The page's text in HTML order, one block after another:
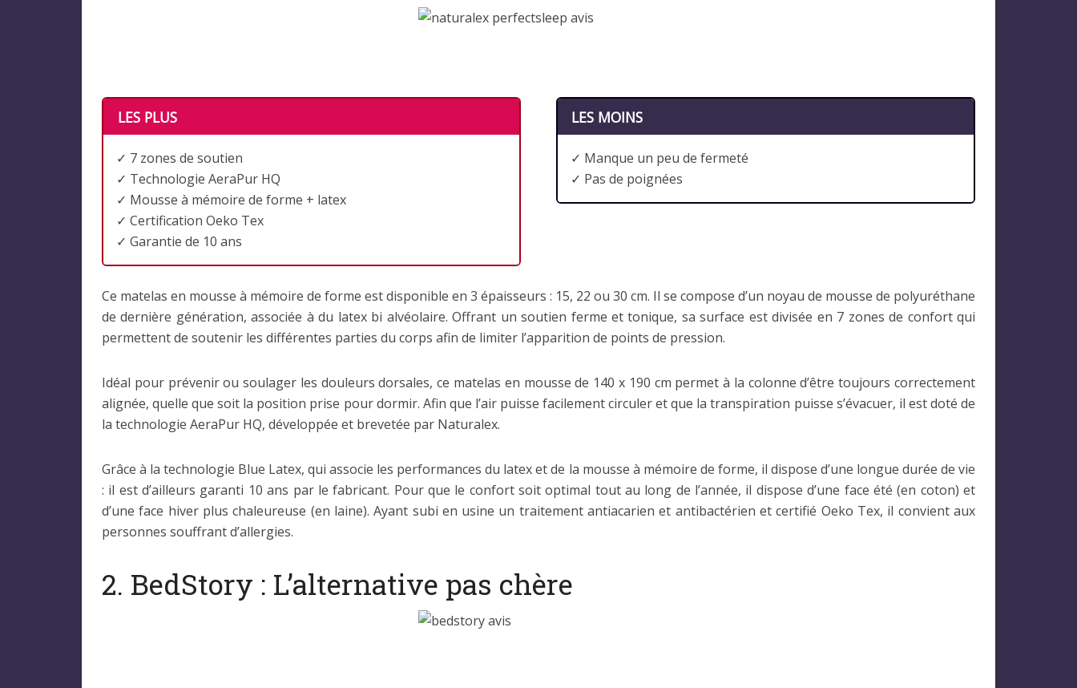
LES PLUS
✓ 7 zones de soutien
✓ Technologie AeraPur HQ
✓ Mousse à mémoire de forme + latex
✓ Certification Oeko Tex
✓ Garantie de 10 ans
LES MOINS
✓ Manque un peu de fermeté
✓ Pas de poignées
Ce matelas en mousse à mémoire de forme est disponible en 3 épaisseurs : 15, 22 ou 30 cm. Il se compose d’un noyau de mousse de polyuréthane
de dernière génération, associée à du latex bi alvéolaire. Offrant un soutien ferme et tonique, sa surface est divisée en 7 zones de confort qui
permettent de soutenir les différentes parties du corps afin de limiter l’apparition de points de pression.
Idéal pour prévenir ou soulager les douleurs dorsales, ce matelas en mousse de 140 x 190 cm permet à la colonne d’être toujours correctement
alignée, quelle que soit la position prise pour dormir. Afin que l’air puisse facilement circuler et que la transpiration puisse s’évacuer, il est doté de
la technologie AeraPur HQ, développée et brevetée par Naturalex.
Grâce à la technologie Blue Latex, qui associe les performances du latex et de la mousse à mémoire de forme, il dispose d’une longue durée de vie
: il est d’ailleurs garanti 10 ans par le fabricant. Pour que le confort soit optimal tout au long de l’année, il dispose d’une face été (en coton) et
d’une face hiver plus chaleureuse (en laine). Ayant subi en usine un traitement antiacarien et antibactérien et certifié Oeko Tex, il convient aux
personnes souffrant d’allergies.
2. BedStory : L’alternative pas chère